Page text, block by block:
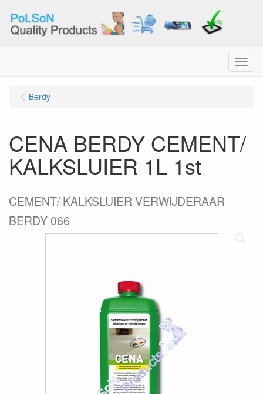
Menu
Berdy
CENA BERDY CEMENT/
KALKSLUIER 1L 1st
CEMENT/ KALKSLUIER VERWIJDERAAR
BERDY 066